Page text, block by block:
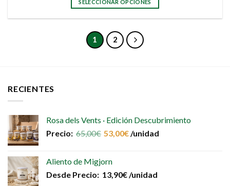
SELECCIONAR OPCIONES
tiene
múltiples
en
la
1 2
RECIENTES
Rosa dels Vents · Edición Descubrimiento
Precio: 65,00€ 53,00€/unidad
Aliento de Migjorn
Desde Precio: 13,90€/unidad